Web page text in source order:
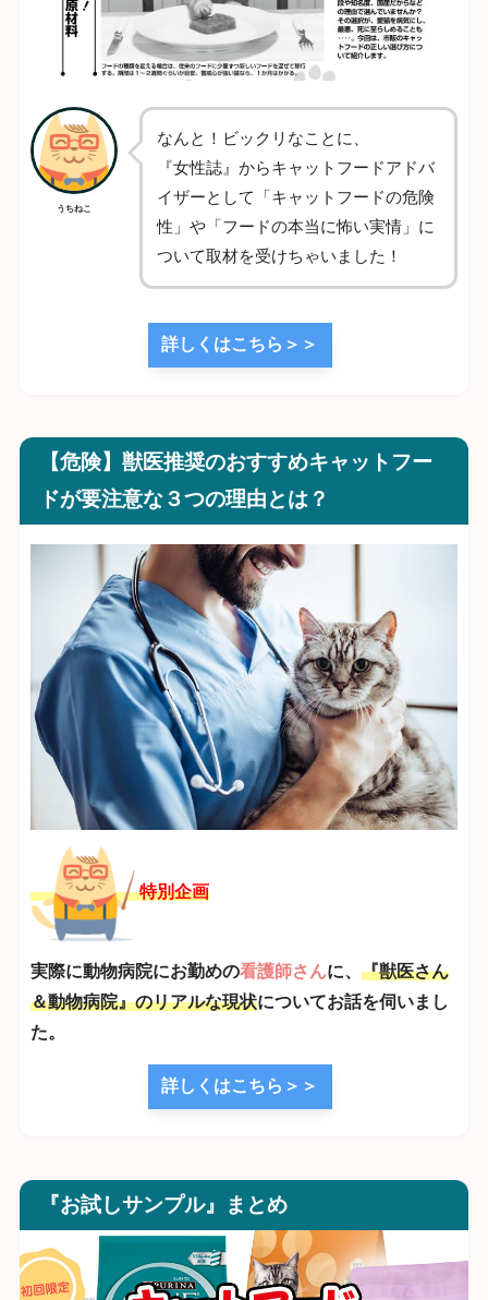
うちねこ
なんと！ビックリなことに、
『女性誌』からキャットフードアドバ
イザーとして「キャットフードの危険
性」や「フードの本当に怖い実情」に
ついて取材を受けちゃいました！
詳しくはこちら＞＞
【危険】獣医推奨のおすすめキャットフー
ドが要注意な３つの理由とは？
特別企画
実際に動物病院にお勤めの看護師さんに、 『獣医さん
＆動物病院』のリアルな現状についてお話を伺いまし
た。
詳しくはこちら＞＞
『お試しサンプル』まとめ